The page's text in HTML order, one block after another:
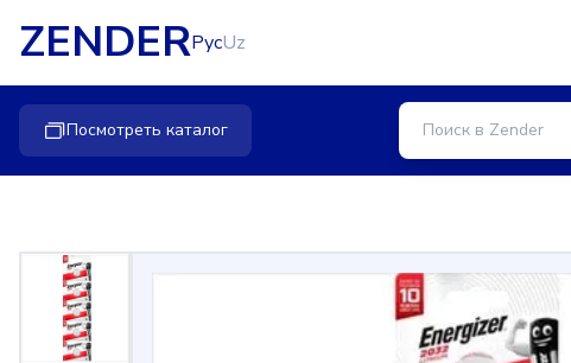
ZENDERРусUz
Посмотреть каталог